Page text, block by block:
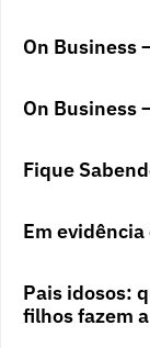
On Business
On Business
Fique
Em
Pais idosos:
filhos fazem